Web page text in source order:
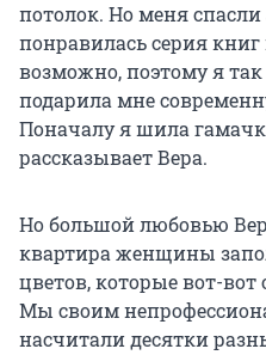
потолок. Но меня
понравилась серия
возможно, поэтому я
подарила мне
Поначалу я шила
рассказывает Вера.
Но большой любовью
квартира женщины
цветов, которые вот-вот
Мы своим
насчитали десятки